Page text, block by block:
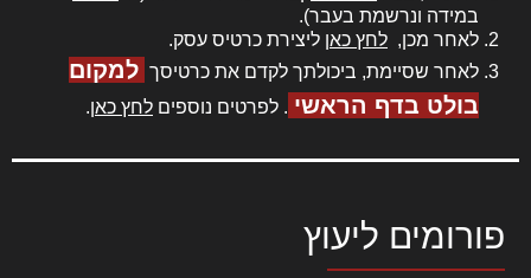
במידה ונרשמת בעבר).
לאחר מכן, לחץ כאן ליצירת כרטיס עסק.
לאחר שסיימת, ביכולתך לקדם את כרטיסך למקום
בולט בדף הראשי . לפרטים נוספים לחץ כאן.
פורומים ליעוץ